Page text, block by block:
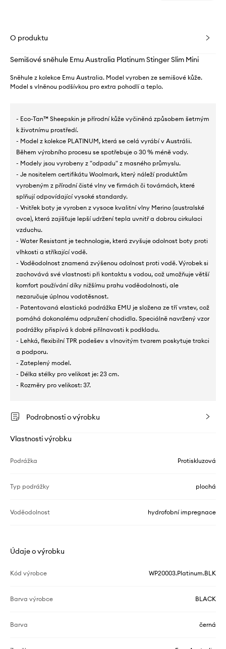
O produktu
Semišové sněhule Emu Australia Platinum Stinger Slim Mini
Sněhule z kolekce Emu Australia. Model vyroben ze semišové kůže.
Model s vlněnou podšívkou pro extra pohodlí a teplo.
- Eco-Tan™ Sheepskin je přírodní kůže vyčiněná způsobem šetrným
k životnímu prostředí.
- Model z kolekce PLATINUM, která se celá vyrábí v Austrálii.
Během výrobního procesu se spotřebuje o 30 % méně vody.
- Modely jsou vyrobeny z "odpadu" z masného průmyslu.
- Je nositelem certifikátu Woolmark, který náleží produktům
vyrobeným z přírodní čisté vlny ve firmách či továrnách, které
splňují odpovídající vysoké standardy.
- Vnitřek boty je vyroben z vysoce kvalitní vlny Merino (australské
ovce), která zajišťuje lepší udržení tepla uvnitř a dobrou cirkulaci
vzduchu.
- Water Resistant je technologie, která zvyšuje odolnost boty proti
vlhkosti a stříkající vodě.
- Voděodolnost znamená zvýšenou odolnost proti vodě. Výrobek si
zachovává své vlastnosti při kontaktu s vodou, což umožňuje větší
komfort používání díky nižšímu prahu voděodolnosti, ale
nezaručuje úplnou vodotěsnost.
- Patentovaná elastická podrážka EMU je složena ze tří vrstev, což
pomáhá dokonalému odpružení chodidla. Speciálně navržený vzor
podrážky přispívá k dobré přilnavosti k podkladu.
- Lehká, flexibilní TPR podešev s vlnovitým tvarem poskytuje trakci
a podporu.
- Zateplený model.
- Délka stélky pro velikost je: 23 cm.
- Rozměry pro velikost: 37.
Podrobnosti o výrobku
Vlastnosti výrobku
Podrážka Protiskluzová
Typ podrážky plochá
Voděodolnost hydrofobní impregnace
Údaje o výrobku
Kód výrobce WP20003.Platinum.BLK
Barva výrobce BLACK
Barva černá